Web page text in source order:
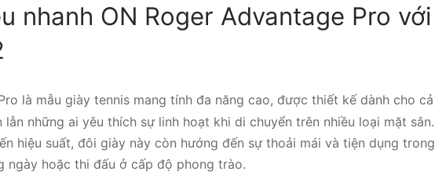
nhanh ON Roger Advantage Pro với
là mẫu giày tennis mang tính đa năng cao, được thiết kế dành cho cả
lẫn những ai yêu thích sự linh hoạt khi di chuyển trên nhiều loại mặt sân.
hiệu suất, đôi giày này còn hướng đến sự thoải mái và tiện dụng trong
ngày hoặc thi đấu ở cấp độ phong trào.